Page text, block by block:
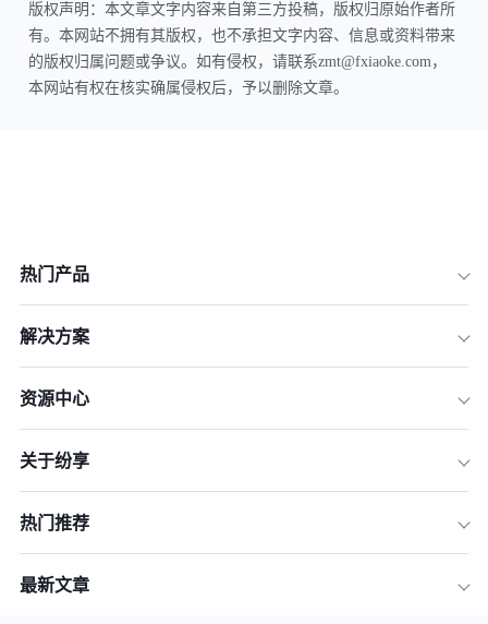
版权声明：本文章文字内容来自第三方投稿，版权归原始作者所
有。本网站不拥有其版权，也不承担文字内容、信息或资料带来
的版权归属问题或争议。如有侵权，请联系zmt@fxiaoke.com，
本网站有权在核实确属侵权后，予以删除文章。
热门产品
解决方案
资源中心
关于纷享
热门推荐
最新文章